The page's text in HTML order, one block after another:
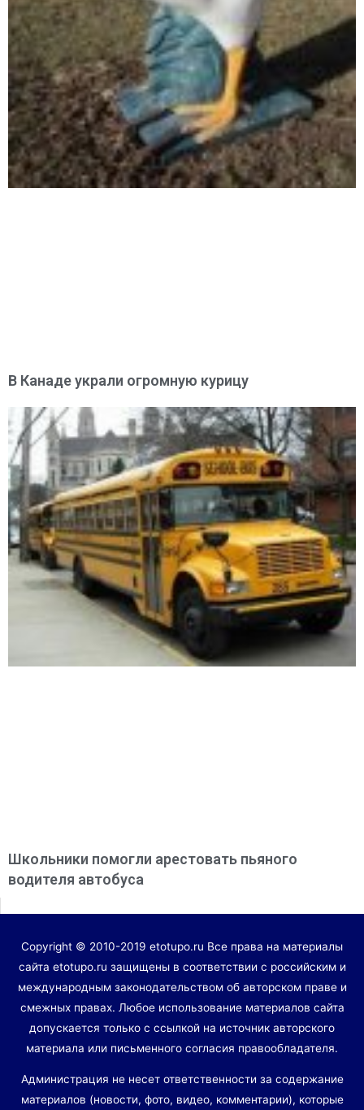
В Канаде украли огромную курицу
Школьники помогли арестовать пьяного
водителя автобуса
Copyright © 2010-2019 etotupo.ru Все права на материалы
сайта etotupo.ru защищены в соответствии с российским и
международным законодательством об авторском праве и
смежных правах. Любое использование материалов сайта
допускается только с ссылкой на источник авторского
материала или письменного согласия правообладателя.
Администрация не несет ответственности за содержание
материалов (новости, фото, видео, комментарии), которые